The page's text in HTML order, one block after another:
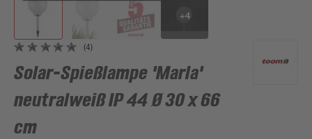
+4
(4)
Solar-Spießlampe 'Marla'
neutralweiß IP 44 Ø 30 x 66
cm